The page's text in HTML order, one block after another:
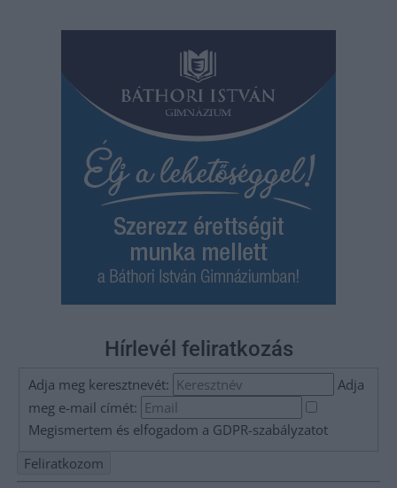
Hírlevél feliratkozás
Adja meg keresztnevét:
Adja
meg e-mail címét:
Megismertem és elfogadom a GDPR-szabályzatot